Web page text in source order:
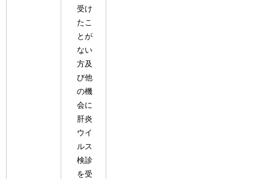
受け
たこ
とが
ない
方及
び他
の機
会に
肝炎
ウイ
ルス
検診
を受